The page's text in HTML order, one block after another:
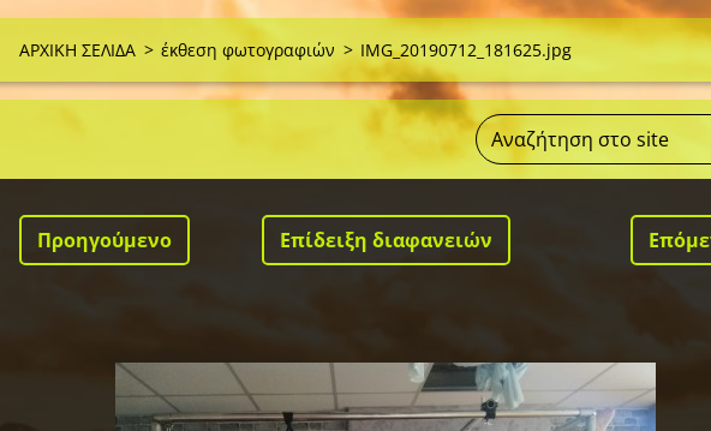
ΑΡΧΙΚΗ ΣΕΛΙΔΑ > έκθεση φωτογραφιών > IMG_20190712_181625.jpg
Προηγούμενο Επίδειξη διαφανειών